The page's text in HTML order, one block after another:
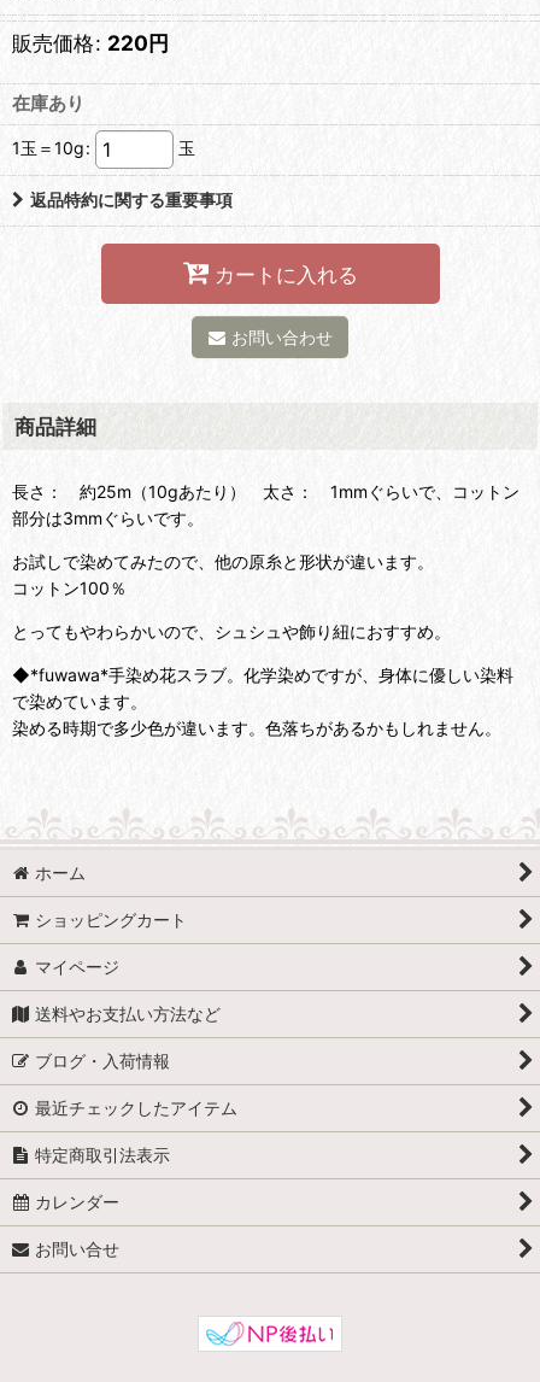
販売価格: 220円
在庫あり
1玉＝10g: 玉
返品特約に関する重要事項
カートに入れる
お問い合わせ
商品詳細
長さ： 約25m（10gあたり） 太さ： 1mmぐらいで、コットン
部分は3mmぐらいです。
お試しで染めてみたので、他の原糸と形状が違います。
コットン100％
とってもやわらかいので、シュシュや飾り紐におすすめ。
◆*fuwawa*手染め花スラブ。化学染めですが、身体に優しい染料
で染めています。
染める時期で多少色が違います。色落ちがあるかもしれません。
ホーム
ショッピングカート
マイページ
送料やお支払い方法など
ブログ・入荷情報
最近チェックしたアイテム
特定商取引法表示
カレンダー
お問い合せ